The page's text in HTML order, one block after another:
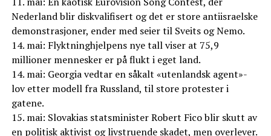
Nederland blir diskvalifisert og det er store antiisraelske
demonstrasjoner, ender med seier til Sveits og Nemo.
14. mai: Flyktninghjelpens nye tall viser at 75,9
millioner mennesker er på flukt i eget land.
14. mai: Georgia vedtar en såkalt «utenlandsk agent»-
lov etter modell fra Russland, til store protester i
gatene.
15. mai: Slovakias statsminister Robert Fico blir skutt av
en politisk aktivist og livstruende skadet, men overlever.